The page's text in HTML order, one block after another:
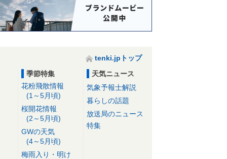
tenki.jpトップ
季節特集
花粉飛散情報
(1～5月頃)
桜開花情報
(2～5月頃)
GWの天気
(4～5月頃)
梅雨入り・明け
天気ニュース
気象予報士解説
暮らしの話題
放送局のニュース
特集